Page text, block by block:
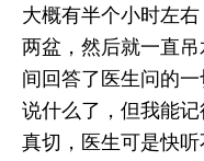
大概有半个小时左
两盆，然后就一直
间回答了医生问的
说什么了，但我能
真切，医生可是快听